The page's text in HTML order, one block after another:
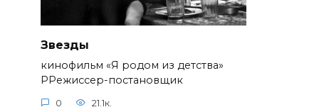
Звезды
кинофильм «Я родом из детства»
РРежиссер-постановщик
0 21.1к.